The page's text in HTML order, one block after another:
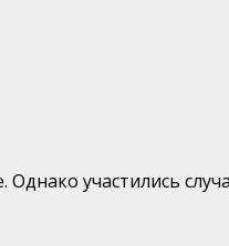
участились